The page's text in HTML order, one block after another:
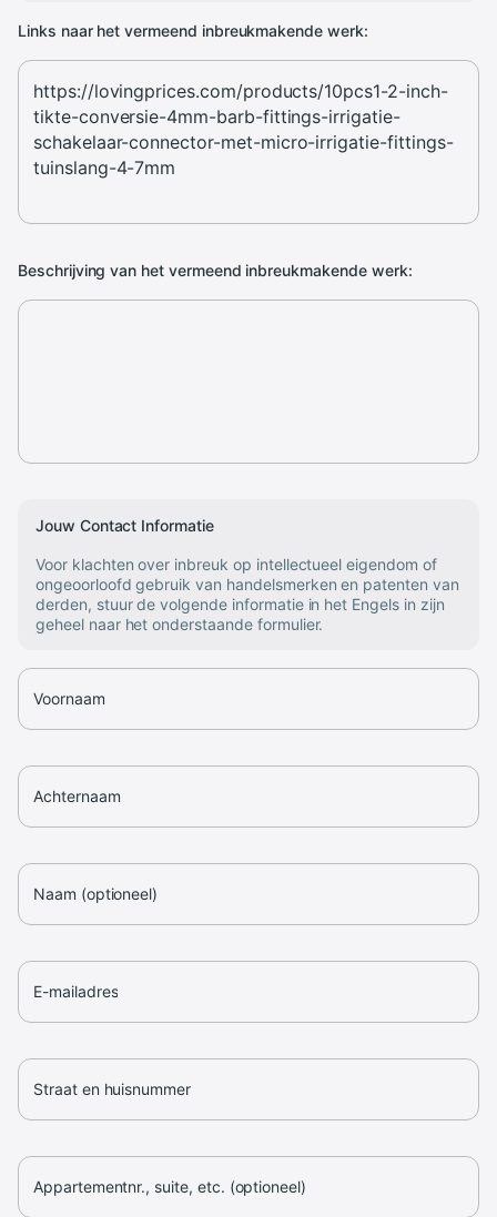
Links naar het vermeend inbreukmakende werk:
Beschrijving van het vermeend inbreukmakende werk:
Jouw Contact Informatie
Voor klachten over inbreuk op intellectueel eigendom of
ongeoorloofd gebruik van handelsmerken en patenten van
derden, stuur de volgende informatie in het Engels in zijn
geheel naar het onderstaande formulier.
Voornaam
Achternaam
Naam (optioneel)
E-mailadres
Straat en huisnummer
Appartementnr., suite, etc. (optioneel)